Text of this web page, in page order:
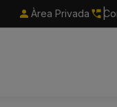
Àrea Privada